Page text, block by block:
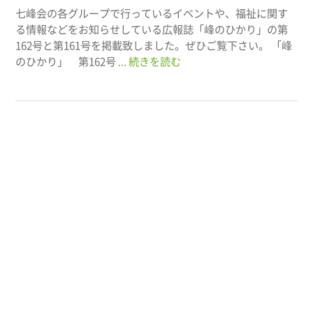
七峰会の各グループで行っているイベントや、福祉に関す
る情報などをお知らせしている広報誌「峰のひかり」の第
162号と第161号を掲載致しました。ぜひご覧下さい。 「峰
のひかり」 第162号
... 続きを読む